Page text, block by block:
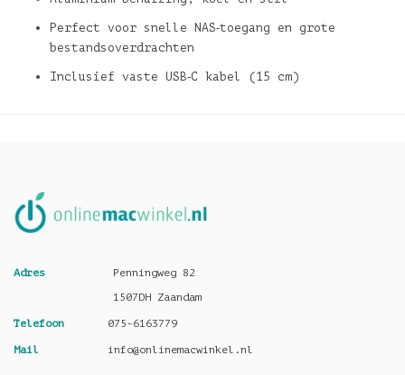
Perfect voor snelle NAS‑toegang en grote
bestandsoverdrachten
Inclusief vaste USB‑C kabel (15 cm)
Adres
Penningweg 82
1507DH Zaandam
Telefoon 075-6163779
Mail info@onlinemacwinkel.nl